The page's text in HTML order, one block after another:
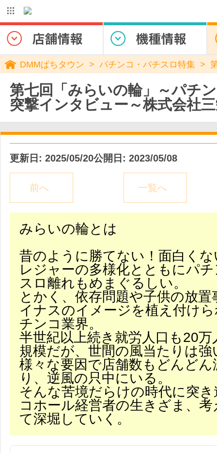
DMMぱちタウン パチンコ・パチスロ特集
第七回「みらいの輪」～パチ
突撃インタビュー～株式会社
更新日: 2025/05/20公開日: 2023/05/08
前へ 一覧へ
みらいの輪とは
昔のように勝てない！面白くな
レジャーの多様化とともにパ
スロ離れもめまぐるしい。
とかく、依存問題や子供の放置
イナスのイメージを植え付け
チンコ業界。
半世紀以上続き就労人口も20
規模だが、世間の風当たりは強
様々な要因で店舗数もどんど
り、逆風の只中にいる。
そんな苦境だらけの時代に突
コホール経営者の生きざま、
て深堀していく。